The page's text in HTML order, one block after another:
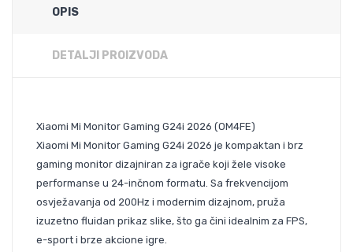
OPIS
DETALJI PROIZVODA
Xiaomi Mi Monitor Gaming G24i 2026 (OM4FE)
Xiaomi Mi Monitor Gaming G24i 2026 je kompaktan i brz
gaming monitor dizajniran za igrače koji žele visoke
performanse u 24-inčnom formatu. Sa frekvencijom
osvježavanja od 200Hz i modernim dizajnom, pruža
izuzetno fluidan prikaz slike, što ga čini idealnim za FPS,
e-sport i brze akcione igre.